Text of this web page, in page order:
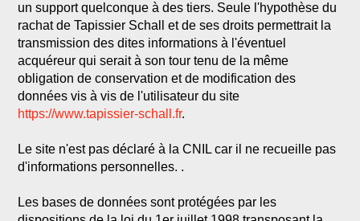
un support quelconque à des tiers. Seule l'hypothèse du
rachat de Tapissier Schall et de ses droits permettrait la
transmission des dites informations à l'éventuel
acquéreur qui serait à son tour tenu de la même
obligation de conservation et de modification des
données vis à vis de l'utilisateur du site
https://www.tapissier-schall.fr.
Le site n'est pas déclaré à la CNIL car il ne recueille pas
d'informations personnelles. .
Les bases de données sont protégées par les